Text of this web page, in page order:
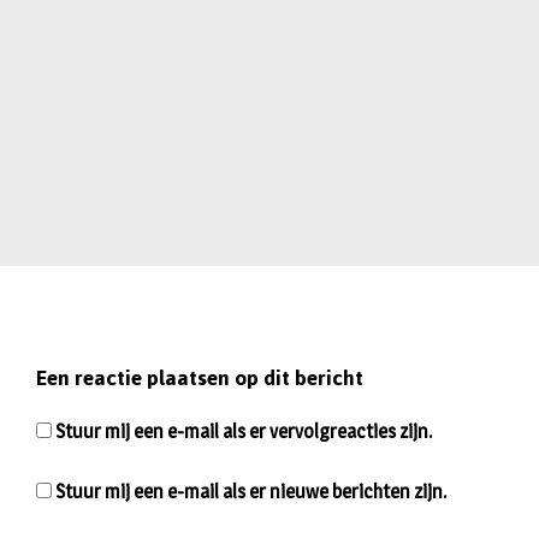
Een reactie plaatsen op dit bericht
Stuur mij een e-mail als er vervolgreacties zijn.
Stuur mij een e-mail als er nieuwe berichten zijn.